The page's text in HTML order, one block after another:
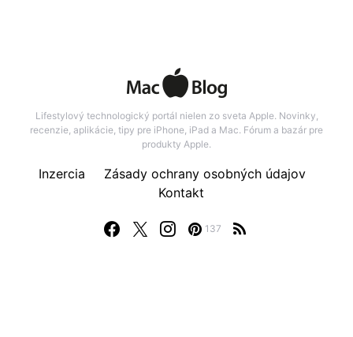
Lifestylový technologický portál nielen zo sveta Apple. Novinky,
recenzie, aplikácie, tipy pre iPhone, iPad a Mac. Fórum a bazár pre
produkty Apple.
137
Inzercia
Zásady ochrany osobných údajov
Kontakt